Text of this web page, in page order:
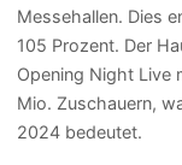
Messehallen. Dies
105 Prozent. Der
Opening Night Live
Mio. Zuschauern,
2024 bedeutet.